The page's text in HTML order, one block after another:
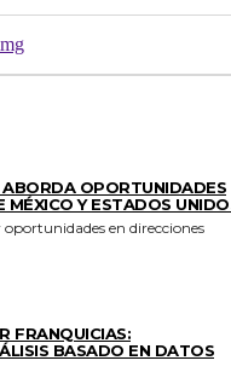
ABORDA OPORTUNIDADES
MÉXICO Y ESTADOS
en direcciones
FRANQUICIAS:
BASADO EN DATOS